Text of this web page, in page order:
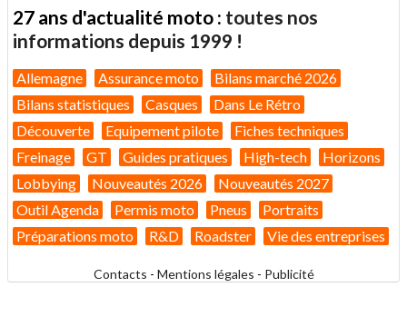
27 ans d'actualité moto : toutes nos
informations depuis 1999 !
Allemagne Assurance moto
Bilans marché 2026
Bilans statistiques
Casques
Dans Le Rétro
Découverte
Equipement pilote
Fiches techniques
Freinage
GT Guides pratiques High-tech
Horizons
Lobbying
Nouveautés 2026
Nouveautés 2027
Outil Agenda
Permis moto Pneus
Portraits
Préparations moto
R&D Roadster Vie des entreprises
Contacts - Mentions légales - Publicité